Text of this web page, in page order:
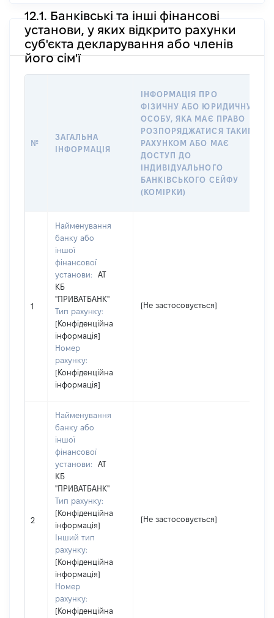
12.1. Банківські та інші фінансові
установи, у яких відкрито рахунки
суб'єкта декларування або членів
його сім'ї
№
ЗАГАЛЬНА
ІНФОРМАЦІЯ
ІНФОРМАЦІЯ ПРО
ФІЗИЧНУ АБО ЮРИДИЧНУ
ОСОБУ, ЯКА МАЄ ПРАВО
РОЗПОРЯДЖАТИСЯ ТАКИМ
РАХУНКОМ АБО МАЄ
ДОСТУП ДО
ІНДИВІДУАЛЬНОГО
БАНКІВСЬКОГО СЕЙФУ
(КОМІРКИ)
1
Найменування
банку або
іншої
фінансової
установи:
АТ
КБ
"ПРИВАТБАНК"
Тип рахунку:
[Конфіденційна
інформація]
Номер
рахунку:
[Конфіденційна
інформація]
[Не застосовується]
2
Найменування
банку або
іншої
фінансової
установи:
АТ
КБ
"ПРИВАТБАНК"
Тип рахунку:
[Конфіденційна
інформація]
Інший тип
рахунку:
[Конфіденційна
інформація]
Номер
рахунку:
[Конфіденційна
[Не застосовується]